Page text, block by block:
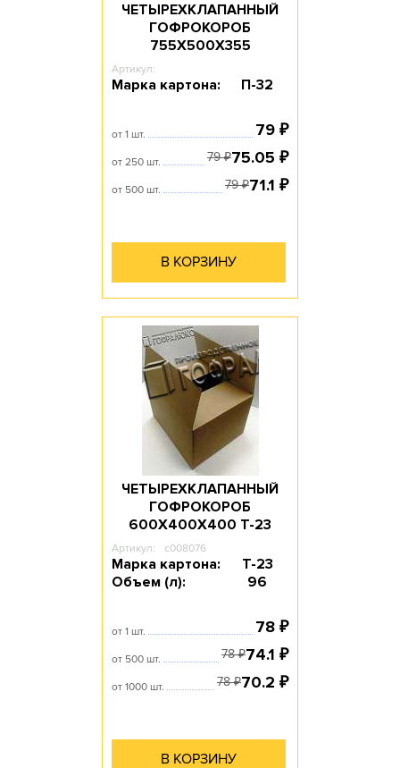
ЧЕТЫРЕХКЛАПАННЫЙ
ГОФРОКОРОБ
755Х500Х355
Артикул:
Марка картона: П-32
от 1 шт. 79 ₽
от 250 шт. 79₽75.05 ₽
от 500 шт. 79₽71.1 ₽
В КОРЗИНУ
ЧЕТЫРЕХКЛАПАННЫЙ
ГОФРОКОРОБ
600Х400Х400 T-23
Артикул: c008076
Марка картона:
Т-23
Объем (л):
96
от 1 шт. 78 ₽
от 500 шт. 78₽74.1 ₽
от 1000 шт. 78₽70.2 ₽
В КОРЗИНУ